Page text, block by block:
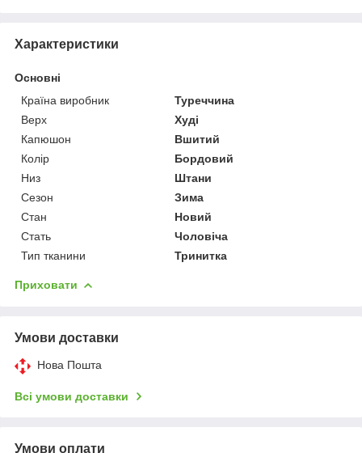
Характеристики
Основні
Країна виробник
Туреччина
Верх
Худі
Капюшон
Вшитий
Колір
Бордовий
Низ
Штани
Сезон
Зима
Стан
Новий
Стать
Чоловіча
Тип тканини
Тринитка
Приховати
Умови доставки
Нова Пошта
Всі умови доставки
Умови оплати